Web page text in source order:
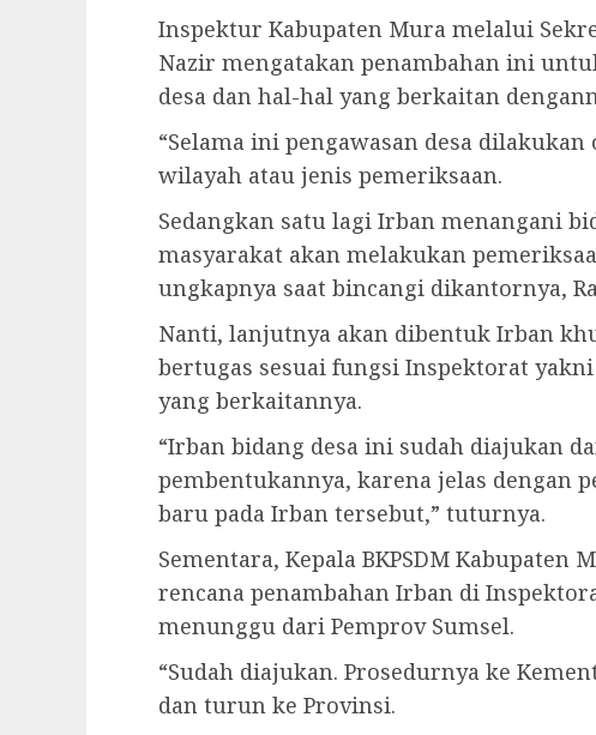
Inspektur Kabupaten Mura melalui
Nazir mengatakan penambahan ini
desa dan hal-hal yang berkaitan
“Selama ini pengawasan desa
wilayah atau jenis pemeriksaan.
Sedangkan satu lagi Irban menangani
masyarakat akan melakukan
ungkapnya saat bincangi dikantornya,
Nanti, lanjutnya akan dibentuk Irban
bertugas sesuai fungsi Inspektorat
yang berkaitannya.
“Irban bidang desa ini sudah diajukan
pembentukannya, karena jelas dengan
baru pada Irban tersebut,” tuturnya.
Sementara, Kepala BKPSDM Kabupaten
rencana penambahan Irban di
menunggu dari Pemprov Sumsel.
“Sudah diajukan. Prosedurnya ke
dan turun ke Provinsi.